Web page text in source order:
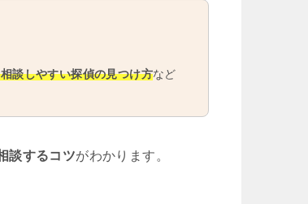
談しやすい探偵の見つけ方など
談するコツがわかります。